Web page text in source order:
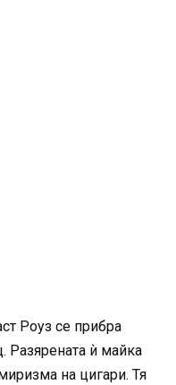
Роуз се прибра
Разярената ѝ майка
на цигари. Тя